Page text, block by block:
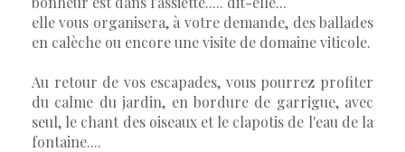
elle vous organisera, à votre demande, des ballades
en calèche ou encore une visite de domaine viticole.
Au retour de vos escapades, vous pourrez profiter
du calme du jardin, en bordure de garrigue, avec
seul, le chant des oiseaux et le clapotis de l'eau de la
fontaine....